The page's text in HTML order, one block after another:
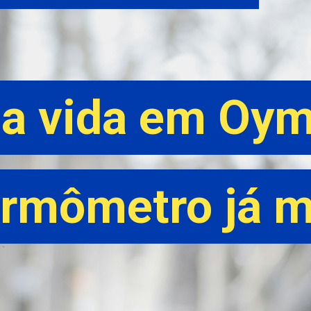
vida em
já
vida em
já